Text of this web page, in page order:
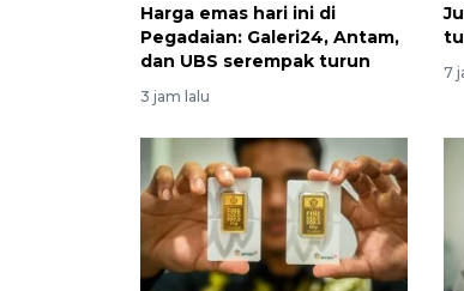
Harga emas hari ini di
Pegadaian: Galeri24, Antam,
dan UBS serempak turun
3 jam lalu
7